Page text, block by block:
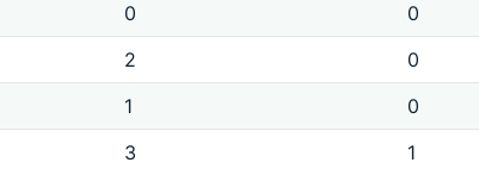
0
0
2
0
1
0
3
1